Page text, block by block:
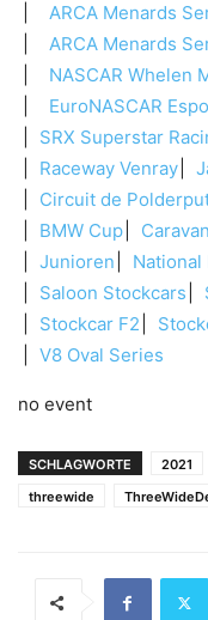
ARCA Menards
ARCA Menards
NASCAR Whelen
EuroNASCAR
SRX Superstar
Raceway Venray
Circuit de
BMW Cup
Caravan
Junioren
National
Saloon Stockcars
Stockcar F2
V8 Oval Series
no event
SCHLAGWORTE 2021
threewide